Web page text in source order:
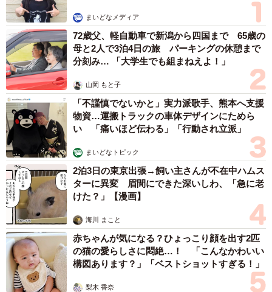
5/14
芸能人や有名人の誹謗中傷を投稿したソーシャルメディア（提供画像）
なお、「芸能人や有名人の誹謗中傷を投稿したソーシャル
メディア」については、ダントツで「X（旧Twitter）」
（52.1％）が最多に。以下、「匿名掲示板」（20.8%）、
「Instagram」「ニュースメディアのコメント欄（Yahoo!ニ
ュースなど）」（いずれも12.5％）などが挙げられていま
す。
◇ ◇
まいどなメディア
72歳父、軽自動車で新潟から四国まで 65歳の
母と2人で3泊4日の旅 パーキングの休憩まで
分刻み… 「大学生でも組まねえよ！」
山岡 もと子
「不謹慎でないかと」実力派歌手、熊本へ支援
物資…運搬トラックの車体デザインにためら
い 「痛いほど伝わる」「行動され立派」
まいどなトピック
2泊3日の東京出張→飼い主さんが不在中ハムス
ターに異変 眉間にできた深いしわ、「急に老
けた？」【漫画】
海川 まこと
赤ちゃんが気になる？ひょっこり顔を出す2匹
の猫の愛らしさに悶絶…！ 「こんなかわいい
構図あります？」「ベストショットすぎる！」
梨木 香奈